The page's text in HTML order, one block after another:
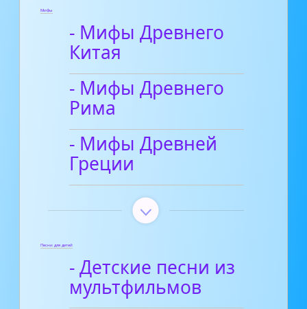
Мифы
- Мифы Древнего
Китая
- Мифы Древнего
Рима
- Мифы Древней
Греции
Песни для детей
- Детские песни из
мультфильмов